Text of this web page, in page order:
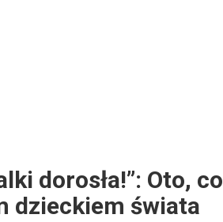
dorosła!”: Oto, co
dzieckiem świata